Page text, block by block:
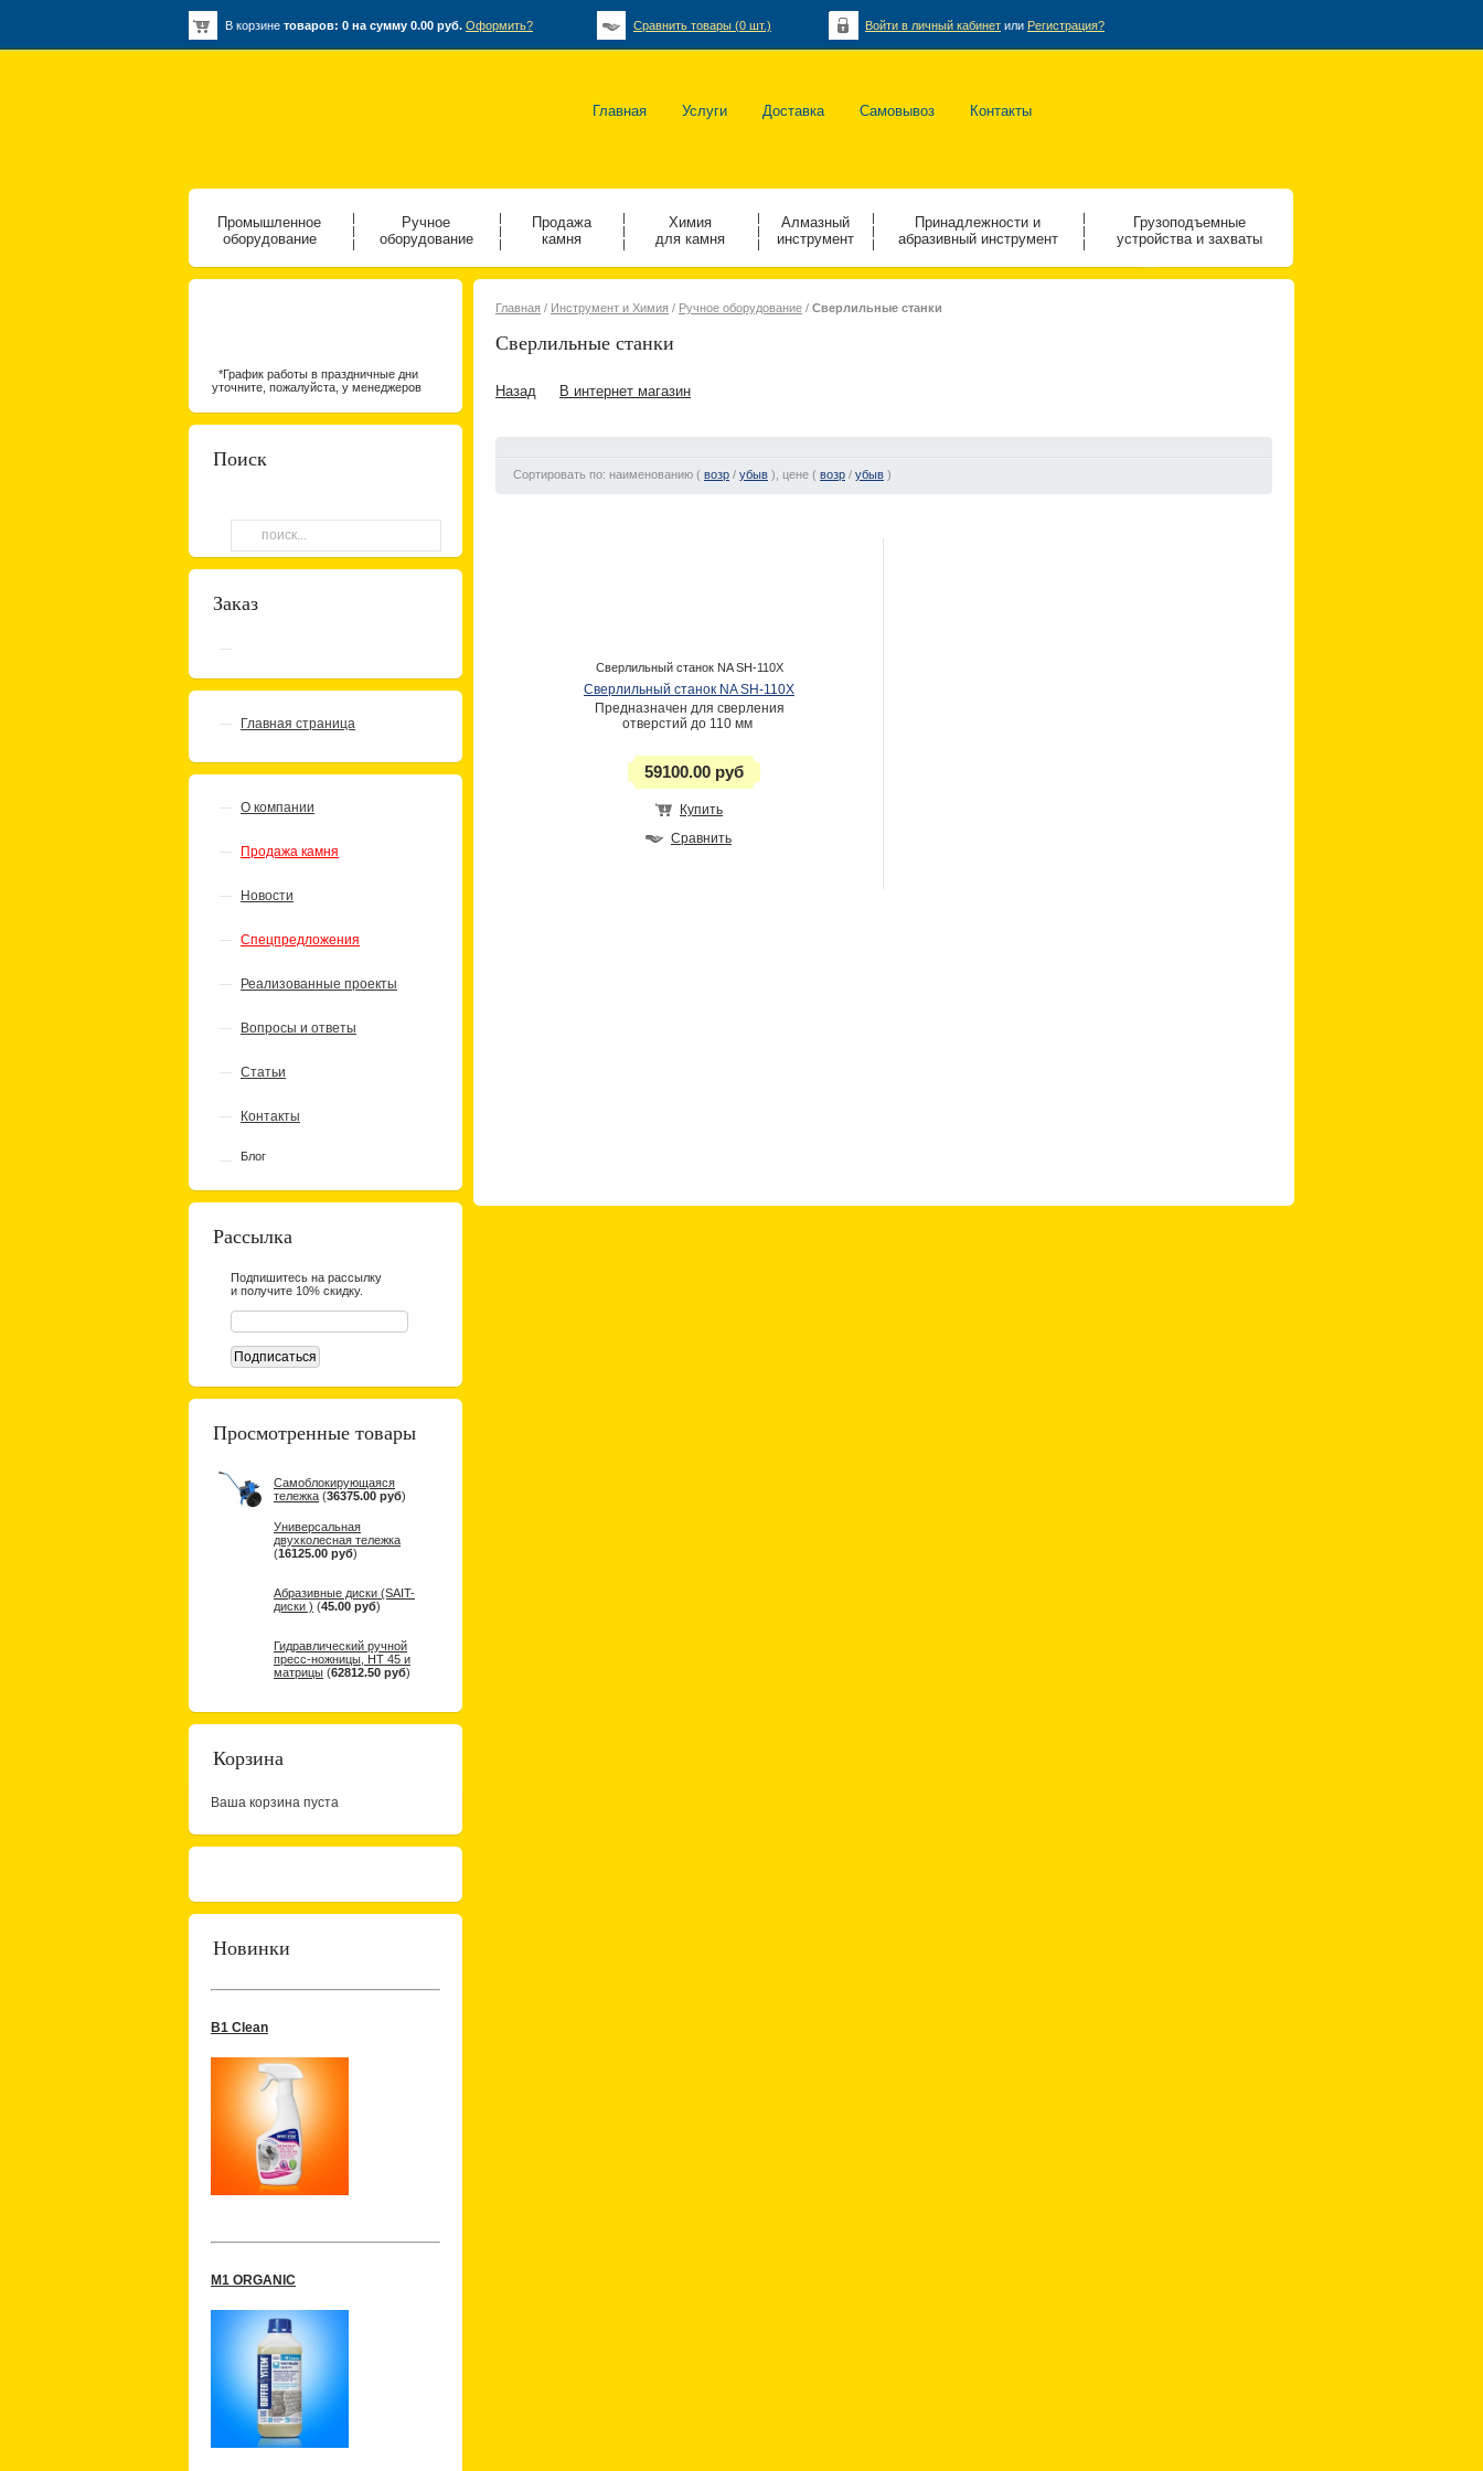
В корзине товаров: 0 на сумму 0.00 руб. Оформить? Сравнить товары (0 шт.) Войти в личный кабинет или Регистрация?
Главная Услуги Доставка Самовывоз Контакты
Промышленное
оборудование
|
|
|
Ручное
оборудование
|
|
|
Продажа
камня
|
|
|
Химия
для камня
|
|
|
Алмазный
инструмент
|
|
|
Принадлежности и
абразивный инструмент
|
|
|
Грузоподъемные
устройства и захваты
*График работы в праздничные дни
уточните, пожалуйста, у менеджеров
Поиск
Заказ
Главная страница
О компании
Продажа камня
Новости
Спецпредложения
Реализованные проекты
Вопросы и ответы
Статьи
Контакты
Блог
Рассылка
Подпишитесь на рассылку
и получите 10% скидку.
Просмотренные товары
Самоблокирующаяся
тележка (36375.00 руб)
Универсальная
двухколесная тележка
(16125.00 руб)
Абразивные диски (SAIT-
диски ) (45.00 руб)
Гидравлический ручной
пресс-ножницы, НТ 45 и
матрицы (62812.50 руб)
Корзина
Ваша корзина пуста
Новинки
B1 Clean
M1 ORGANIC
Главная / Инструмент и Химия / Ручное оборудование / Сверлильные станки
Сверлильные станки
Назад В интернет магазин
Сортировать по: наименованию ( возр / убыв ), цене ( возр / убыв )
Сверлильный станок NA SH-110X
Сверлильный станок NA SH-110X
Предназначен для сверления
отверстий до 110 мм
59100.00 руб
Купить
Сравнить